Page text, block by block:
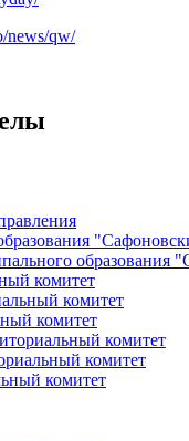
news/qw/
образования
комитет
комитет
комитет
комитет
комитет
комитет